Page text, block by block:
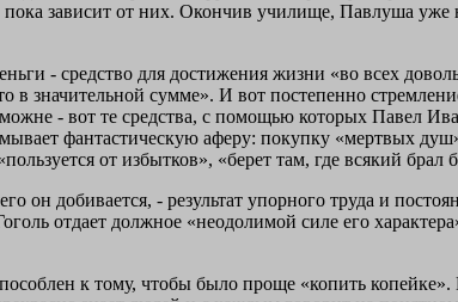
зависит от них. Окончив училище, Павлуша
- средство для достижения жизни «во всех
значительной сумме». И вот постепенно
- вот те средства, с помощью которых Павел
фантастическую аферу: покупку «мертвых
от избытков», «берет там, где всякий брал
он добивается, - результат упорного труда и
отдает должное «неодолимой силе его
к тому, чтобы было проще «копить